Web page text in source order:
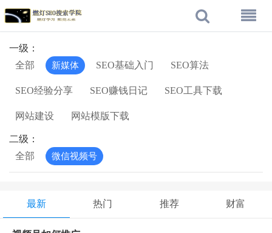
一级：
全部
新媒体 SEO基础入门 SEO算法
SEO经验分享 SEO赚钱日记 SEO工具下载
网站建设 网站模版下载
二级：
全部
微信视频号
最新 热门 推荐 财富